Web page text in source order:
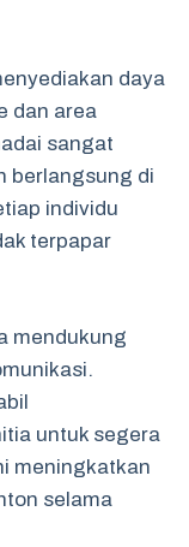
daya
dan area
sangat
berlangsung di
individu
terpapar
mendukung
untuk segera
meningkatkan
selama